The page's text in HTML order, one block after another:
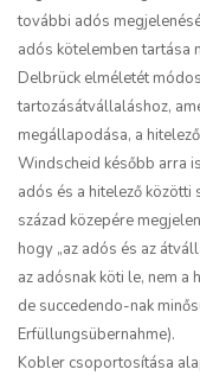
további adós
adós kötelemben tartása
Delbrück elméletét
tartozásátvállaláshoz,
megállapodása, a
Windscheid később arra
adós és a hitelező közötti
század közepére
hogy „az adós és az
az adósnak köti le, nem a
de succedendo-nak
Erfüllungsübernahme).
Kobler csoportosítása